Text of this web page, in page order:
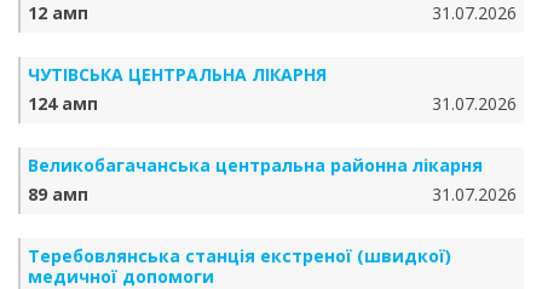
12 амп
31.07.2026
ЧУТІВСЬКА ЦЕНТРАЛЬНА ЛІКАРНЯ
124 амп
31.07.2026
Великобагачанська центральна районна лікарня
89 амп
31.07.2026
Теребовлянська станція екстреної (швидкої)
медичної допомоги